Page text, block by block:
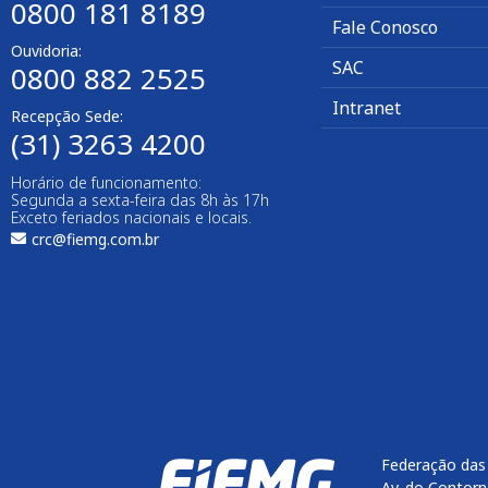
0800 181 8189
Ouvidoria:
0800 882 2525
Recepção Sede:
(31) 3263 4200
Horário de funcionamento:
Segunda a sexta-feira das 8h às 17h
Exceto feriados nacionais e locais.
crc@fiemg.com.br
Fale Conosco
SAC
Intranet
Federação